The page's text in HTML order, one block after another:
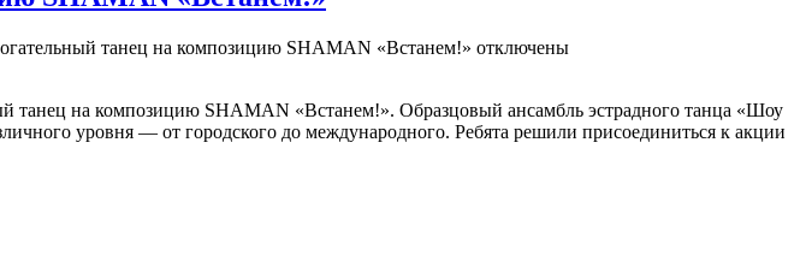
танец на композицию SHAMAN «Встанем!» отключены
танец на композицию SHAMAN «Встанем!». Образцовый ансамбль эстрадного танца «Шоу
уровня — от городского до международного. Ребята решили присоединиться к акции